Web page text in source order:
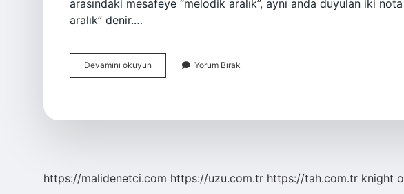
arasındaki mesafeye “melodik aralık”, aynı anda duyulan iki
aralık” denir.…
Devamını okuyun
Araliklari
Yorum Bırak
https://malidenetci.com https://uzu.com.tr https://tah.com.tr knight